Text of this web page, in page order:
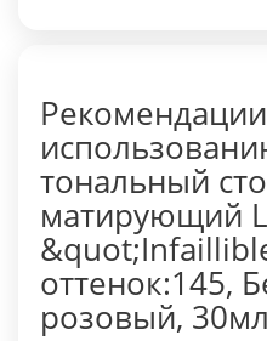
тональный
матирующий
оттенок:145,
розовый, 30мл